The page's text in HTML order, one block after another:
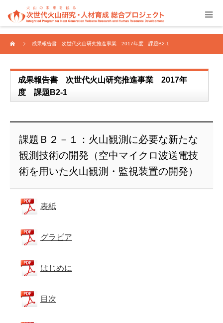
成果報告書 次世代火山研究推進事業 2017年度 課題B2-1
成果報告書 次世代火山研究推進事業 2017年
度 課題B2-1
課題Ｂ２－１：火山観測に必要な新たな
観測技術の開発（空中マイクロ波送電技
術を用いた火山観測・監視装置の開発）
表紙
グラビア
はじめに
目次